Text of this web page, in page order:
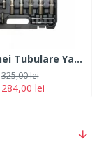
Trusa Chei Tubulare Yamamoto, 108 piese
284,00 lei
325,00 lei